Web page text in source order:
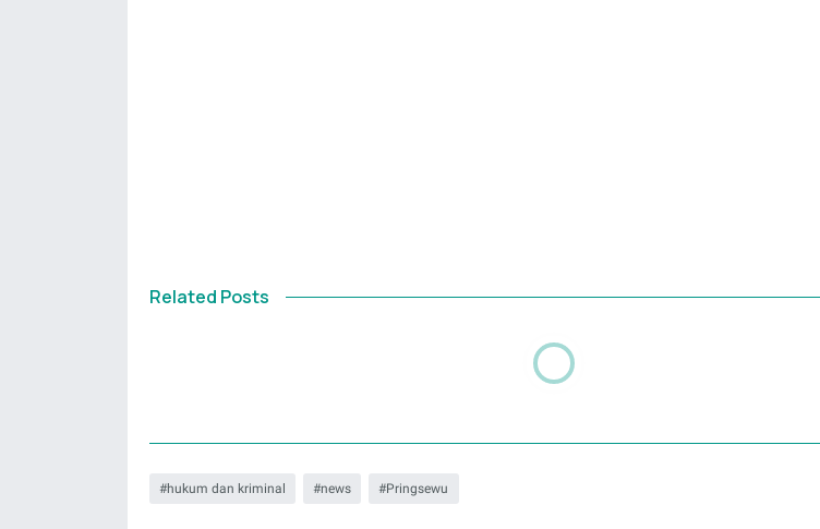
Related Posts
hukum dan kriminal news Pringsewu